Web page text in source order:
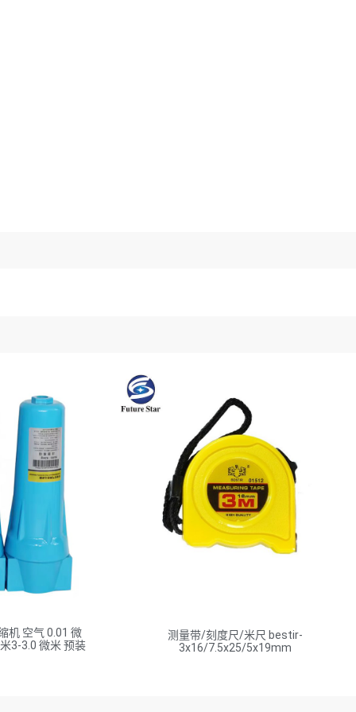
机 空气 0.01 微
3-3.0 微米 预装
测量带/刻度尺/米尺 bestir-
3x16/7.5x25/5x19mm